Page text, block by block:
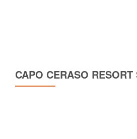
CAPO CERASO